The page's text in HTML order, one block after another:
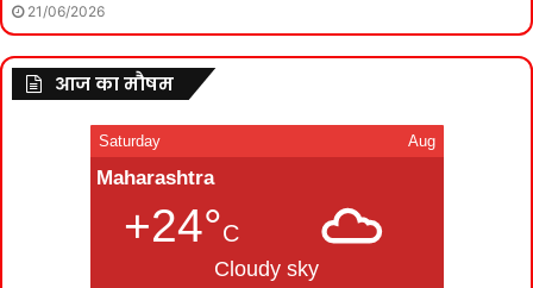
21/06/2026
आज का मौषम
Saturday Aug
Maharashtra
+24°C
Cloudy sky